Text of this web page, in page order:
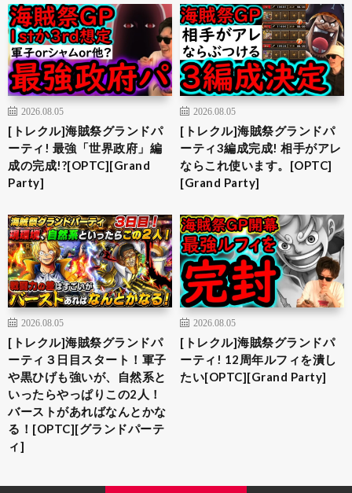
2026.08.05
[トレクル]海賊祭グランドパ
ーティ! 最強「世界政府」編
成の完成!?[OPTC][Grand
Party]
2026.08.05
[トレクル]海賊祭グランドパ
ーティ3編成完成! 相手がアレ
ならこれ使います。[OPTC]
[Grand Party]
2026.08.05
[トレクル]海賊祭グランドパ
ーティ３日目スタート！軍子
や黒ひげも強いが、自然系と
いったらやっぱりこの2人！
バーストがあればなんとかな
る！[OPTC][グランドパーテ
ィ]
2026.08.05
[トレクル]海賊祭グランドパ
ーティ! 12周年ルフィを潰し
たい[OPTC][Grand Party]